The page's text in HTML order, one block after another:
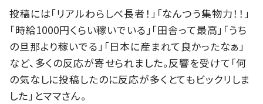
投稿には「リアルわらしべ長者！」「なんつう集物力！！」
「時給1000円くらい稼いでいる」「田舎って最高」「うち
の旦那より稼いでる」「日本に産まれて良かったなぁ」
など、多くの反応が寄せられました。反響を受けて「何
の気なしに投稿したのに反応が多くとてもビックリしま
した」とママさん。